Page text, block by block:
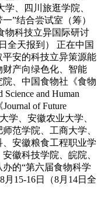
、四川旅逛学院、
”结合尝试室（筹）
物科技立异国际研讨
全天报到） 正在中国
安的科技立异策源能
产向绿色化、智能
、中国食物社《食物
and Human
of Future
学、安徽农业大学、
范学院、工商大学、
安徽粮食工程职业学
徽科技学院、皖院、
的“第六届食物科学
15-16日（8月14日全